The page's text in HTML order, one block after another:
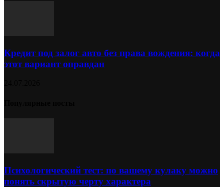
Кредит под залог авто без права вождения: когда
этот вариант оправдан
Психологический тест: по вашему кулаку можно
понять скрытую черту характера